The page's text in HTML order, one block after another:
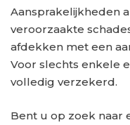
Aansprakelijkheden
veroorzaakte
afdekken met een
Voor slechts enkele
volledig verzekerd.
Bent u op zoek naar